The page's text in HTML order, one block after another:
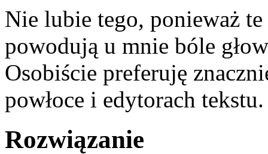
Nie lubie tego, ponieważ
powodują u mnie bóle
Osobiście preferuję
powłoce i edytorach
Rozwiązanie